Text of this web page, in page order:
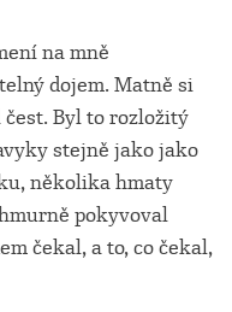
na mně
dojem. Matně si
Byl to rozložitý
stejně jako jako
několika hmaty
pokyvoval
čekal, a to, co čekal,